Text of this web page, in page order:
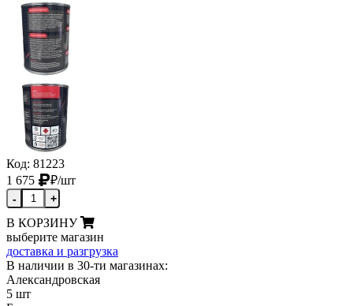
Код: 81223
1 675
₽/шт
- +
В КОРЗИНУ
выберите магазин
доставка и разгрузка
В наличии в 30-ти магазинах:
Александровская
5 шт